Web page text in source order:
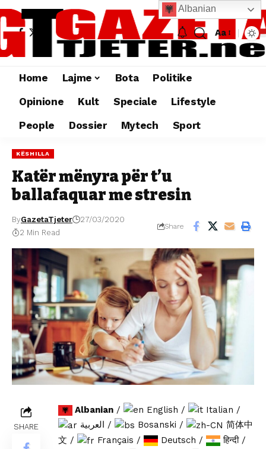
Aa
Home Lajme Bota
Politike
Opinione
Kult Speciale
Lifestyle
People
Dossier Mytech Sport
KËSHILLA
Katër mënyra për t’u
ballafaquar me stresin
ByGazetaTjeter
27/03/2020
2 Min Read
Share
SHARE
Albanian / English / Italian /
العربية
/ Bosanski /
简体中
文 / Français / Deutsch / हिन्दी/
Albanian